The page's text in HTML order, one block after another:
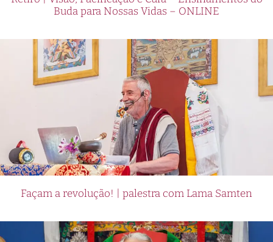
Buda para Nossas Vidas – ONLINE
Façam a revolução! | palestra com Lama Samten